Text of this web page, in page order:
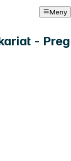
Meny
- Preg